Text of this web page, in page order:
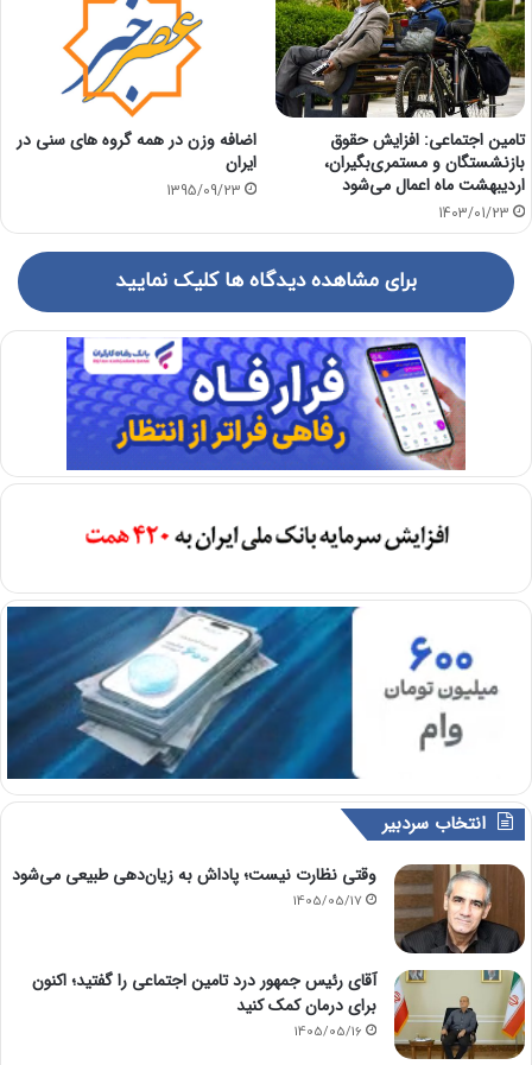
تامین اجتماعی: افزایش حقوق
بازنشستگان و مستمری‌بگیران،
اردیبهشت ماه اعمال می‌شود
1403/01/23
اضافه وزن در همه گروه های سنی در
ایران
1395/09/23
برای مشاهده دیدگاه ها کلیک نمایید
انتخاب سردبیر
وقتی نظارت نیست؛ پاداش به زیان‌دهی طبیعی می‌شود
1405/05/17
آقای رئیس جمهور درد تامین اجتماعی را گفتید؛ اکنون
برای درمان کمک کنید
1405/05/16